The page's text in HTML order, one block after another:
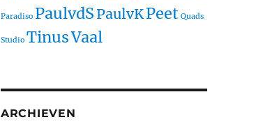
Paradiso PaulvdS PaulvKPeet Quads
Studio TinusVaal
ARCHIEVEN